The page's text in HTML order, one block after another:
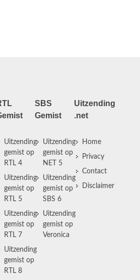
Uitzending
gemist op
RTL 4
Uitzending
gemist op
RTL 5
Uitzending
gemist op
RTL 7
Uitzending
gemist op
RTL 8
SBS
Gemist
Uitzending
gemist op
NET 5
Uitzending
gemist op
SBS 6
Uitzending
gemist op
Veronica
Uitzending
.net
Home
Privacy
Contact
Disclaimer